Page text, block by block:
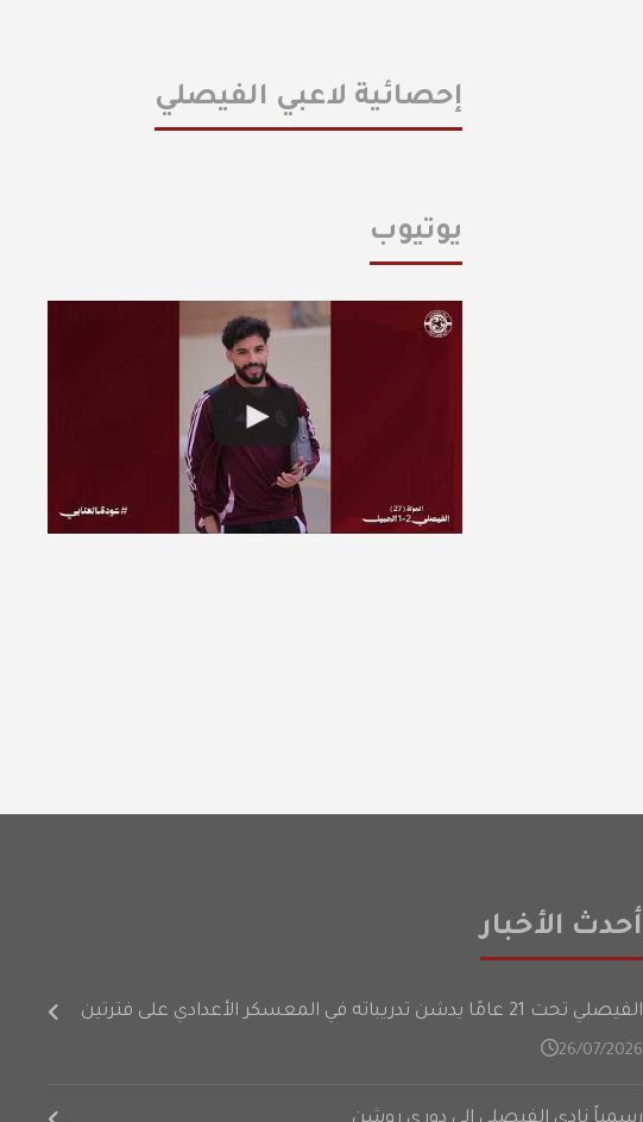
إحصائية لاعبي الفيصلي
يوتيوب
أحدث الأخبار
الفيصلي تحت 21 عامًا يدشن تدريباته في المعسكر الأعدادي على فترتين
26/07/2026